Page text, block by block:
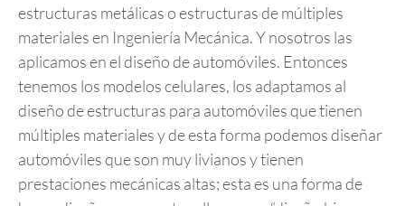
estructuras metálicas o estructuras de múltiples
materiales en Ingeniería Mecánica. Y nosotros las
aplicamos en el diseño de automóviles. Entonces
tenemos los modelos celulares, los adaptamos al
diseño de estructuras para automóviles que tienen
múltiples materiales y de esta forma podemos diseñar
automóviles que son muy livianos y tienen
prestaciones mecánicas altas; esta es una forma de